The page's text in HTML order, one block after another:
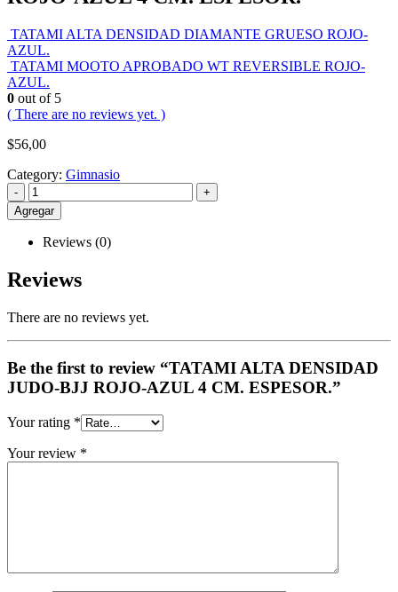
TATAMI ALTA DENSIDAD DIAMANTE GRUESO ROJO-
AZUL.
TATAMI MOOTO APROBADO WT REVERSIBLE ROJO-
AZUL.
0 out of 5
( There are no reviews yet. )
$56,00
Category: Gimnasio
-
+
Agregar
Reviews (0)
Reviews
There are no reviews yet.
Be the first to review “TATAMI ALTA DENSIDAD
JUDO-BJJ ROJO-AZUL 4 CM. ESPESOR.”
Your rating *
Your review *